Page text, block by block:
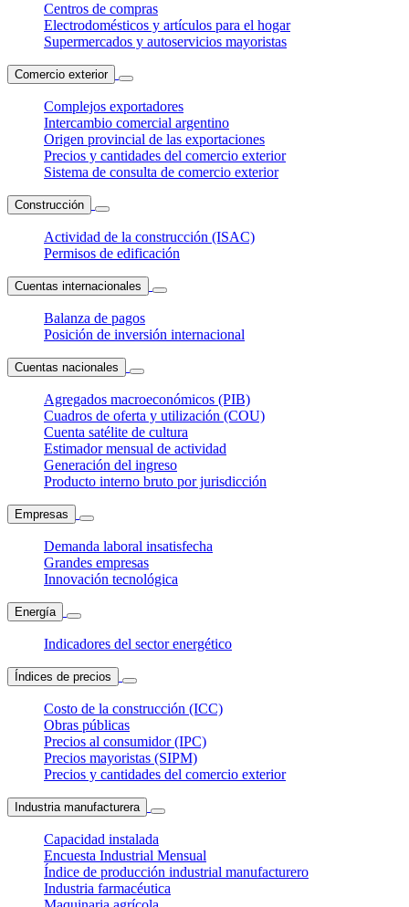
Centros de compras
Electrodomésticos y artículos para el hogar
Supermercados y autoservicios mayoristas
Comercio exterior
Complejos exportadores
Intercambio comercial argentino
Origen provincial de las exportaciones
Precios y cantidades del comercio exterior
Sistema de consulta de comercio exterior
Construcción
Actividad de la construcción (ISAC)
Permisos de edificación
Cuentas internacionales
Balanza de pagos
Posición de inversión internacional
Cuentas nacionales
Agregados macroeconómicos (PIB)
Cuadros de oferta y utilización (COU)
Cuenta satélite de cultura
Estimador mensual de actividad
Generación del ingreso
Producto interno bruto por jurisdicción
Empresas
Demanda laboral insatisfecha
Grandes empresas
Innovación tecnológica
Energía
Indicadores del sector energético
Índices de precios
Costo de la construcción (ICC)
Obras públicas
Precios al consumidor (IPC)
Precios mayoristas (SIPM)
Precios y cantidades del comercio exterior
Industria manufacturera
Capacidad instalada
Encuesta Industrial Mensual
Índice de producción industrial manufacturero
Industria farmacéutica